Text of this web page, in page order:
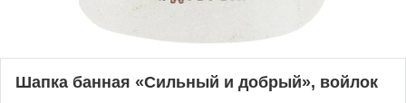
Шапка банная «Сильный и добрый», войлок